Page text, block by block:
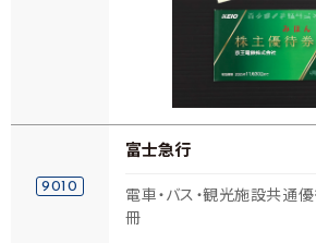
9010
富士急行
電車・バス・観光施設共通
冊